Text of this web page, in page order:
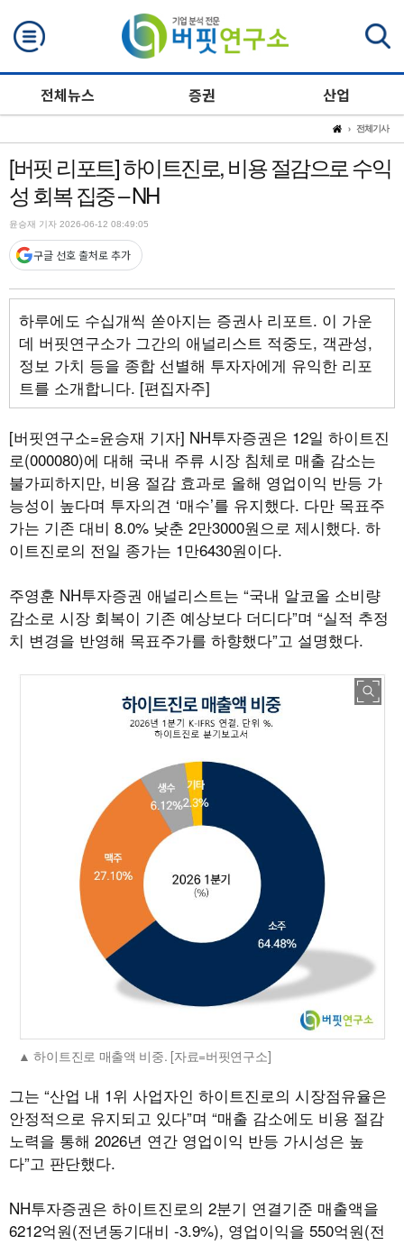
전체뉴스 증권 산업
전체기사
[버핏 리포트] 하이트진로, 비용 절감으로 수익
성 회복 집중 – NH
윤승재 기자 2026-06-12 08:49:05
구글 선호 출처로 추가
하루에도 수십개씩 쏟아지는 증권사 리포트. 이 가운
데 버핏연구소가 그간의 애널리스트 적중도, 객관성,
정보 가치 등을 종합 선별해 투자자에게 유익한 리포
트를 소개합니다. [편집자주]
[버핏연구소=윤승재 기자] NH투자증권은 12일 하이트진
로(000080)에 대해 국내 주류 시장 침체로 매출 감소는
불가피하지만, 비용 절감 효과로 올해 영업이익 반등 가
능성이 높다며 투자의견 ‘매수’를 유지했다. 다만 목표주
가는 기존 대비 8.0% 낮춘 2만3000원으로 제시했다. 하
이트진로의 전일 종가는 1만6430원이다.
주영훈 NH투자증권 애널리스트는 “국내 알코올 소비량
감소로 시장 회복이 기존 예상보다 더디다”며 “실적 추정
치 변경을 반영해 목표주가를 하향했다”고 설명했다.
하이트진로 매출액 비중. [자료=버핏연구소]
그는 “산업 내 1위 사업자인 하이트진로의 시장점유율은
안정적으로 유지되고 있다”며 “매출 감소에도 비용 절감
노력을 통해 2026년 연간 영업이익 반등 가시성은 높
다”고 판단했다.
NH투자증권은 하이트진로의 2분기 연결기준 매출액을
6212억원(전년동기대비 -3.9%), 영업이익을 550억원(전
검색